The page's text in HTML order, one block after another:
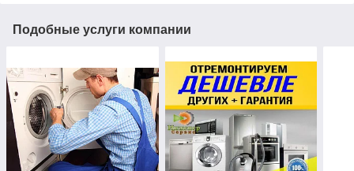
Подобные услуги компании